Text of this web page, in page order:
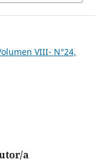
VIII- N°24,
a